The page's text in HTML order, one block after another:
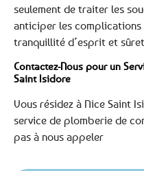
seulement de traiter les
anticiper les complications
tranquillité d’esprit et
Contactez-Nous pour un
Saint Isidore
Vous résidez à Nice Saint
service de plomberie de
pas à nous appeler